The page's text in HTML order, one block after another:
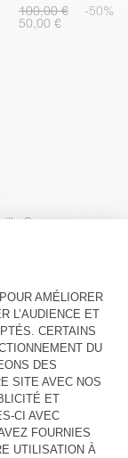
100,00 € -50%
50,00 €
S